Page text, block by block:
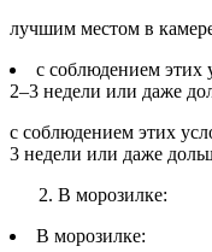
лучшим местом в
с соблюдением этих
2–3 недели или даже
с соблюдением этих
3 недели или даже
В морозилке:
В морозилке: